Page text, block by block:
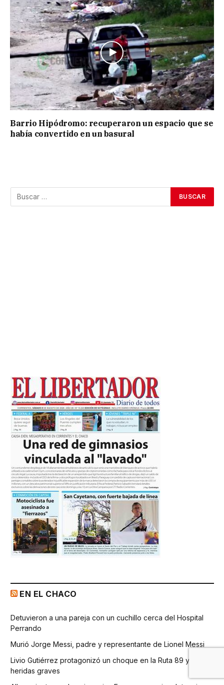
Barrio Hipódromo: recuperaron un espacio que se
había convertido en un basural
EN EL CHACO
Detuvieron a una pareja con un cuchillo cerca del Hospital
Perrando
Murió Jorge Messi, padre y representante de Lionel Messi
Livio Gutiérrez protagonizó un choque en la Ruta 89 y sufrió
heridas graves